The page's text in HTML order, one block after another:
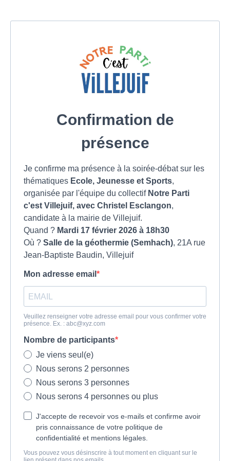
Confirmation de
présence
Je confirme ma présence à la soirée-débat sur les
thématiques Ecole, Jeunesse et Sports,
organisée par l'équipe du collectif Notre Parti
c'est Villejuif, avec Christel Esclangon,
candidate à la mairie de Villejuif.
Quand ? Mardi 17 février 2026 à 18h30
Où ? Salle de la géothermie (Semhach), 21A rue
Jean-Baptiste Baudin, Villejuif
Mon adresse email
Veuillez renseigner votre adresse email pour vous confirmer votre
présence. Ex. : abc@xyz.com
Nombre de participants
Je viens seul(e)
Nous serons 2 personnes
Nous serons 3 personnes
Nous serons 4 personnes ou plus
J'accepte de recevoir vos e-mails et confirme avoir
pris connaissance de votre politique de
confidentialité et mentions légales.
Vous pouvez vous désinscrire à tout moment en cliquant sur le